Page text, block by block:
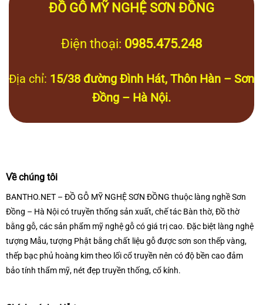
ĐỒ GỖ MỸ NGHỆ SƠN ĐỒNG
Điện thoại: 0985.475.248
Địa chỉ: 15/38 đường Đình Hát, Thôn Hàn – Sơn
Đồng – Hà Nội.
Về chúng tôi
BANTHO.NET – ĐỒ GỖ MỸ NGHỆ SƠN ĐỒNG thuộc làng nghề Sơn
Đồng – Hà Nội có truyền thống sản xuất, chế tác Bàn thờ, Đồ thờ
bằng gỗ, các sản phẩm mỹ nghệ gỗ có giá trị cao. Đặc biệt làng nghệ
tượng Mẫu, tượng Phật bằng chất liệu gỗ được sơn son thếp vàng,
thếp bạc phủ hoàng kim theo lối cổ truyền nên có độ bền cao đảm
bảo tính thẩm mỹ, nét đẹp truyền thống, cổ kính.